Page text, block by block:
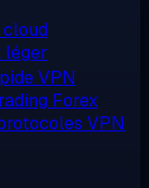
léger
VPN
Forex
VPN